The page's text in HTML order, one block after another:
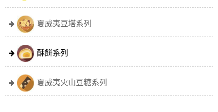
夏威夷豆塔系列
酥餅系列
夏威夷火山豆糖系列